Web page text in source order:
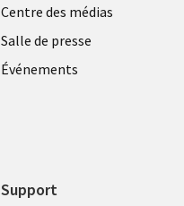
SECTIONS
FR
Centre des médias
Salle de presse
Événements
Support